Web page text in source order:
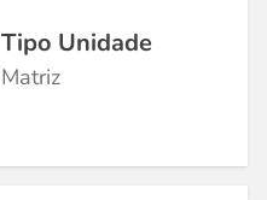
Tipo Unidade
Matriz